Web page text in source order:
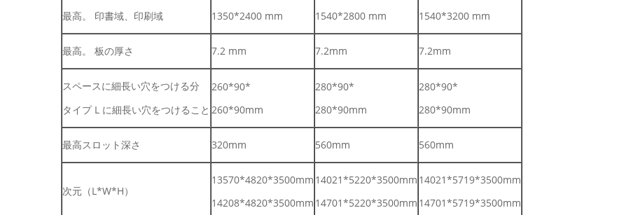
最高。 印書域、印刷域 1350*2400 mm 1540*2800 mm 1540*3200 mm
最高。 板の厚さ 7.2 mm 7.2mm 7.2mm
スペースに細長い穴をつける分
タイプ L に細長い穴をつけること
260*90*
260*90mm
280*90*
280*90mm
280*90*
280*90mm
最高スロット深さ 320mm 560mm 560mm
次元（L*W*H）
13570*4820*3500mm
14208*4820*3500mm
14021*5220*3500mm
14701*5220*3500mm
14021*5719*3500mm
14701*5719*3500mm